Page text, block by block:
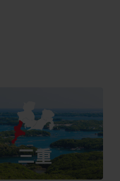
三重